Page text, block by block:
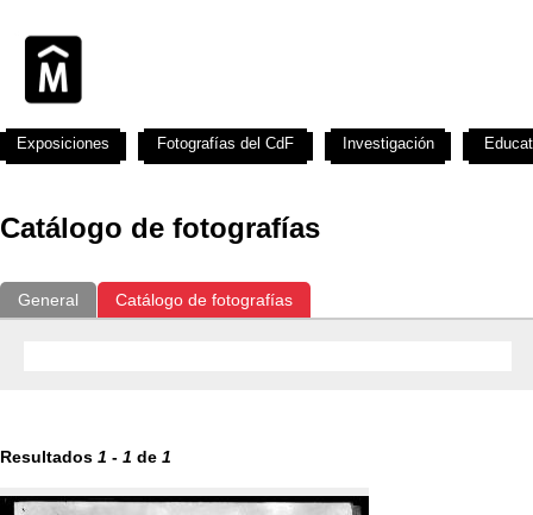
Catálogo de fotografías
General Catálogo de fotografías
Resultados 1 - 1 de 1
Exposiciones Fotografías del CdF Investigación